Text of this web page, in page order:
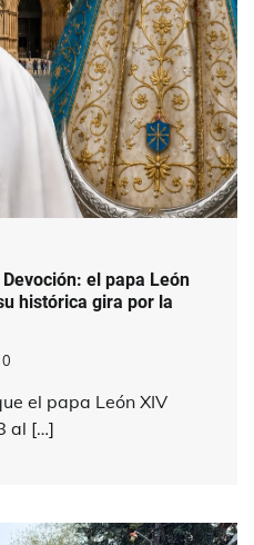
el papa León
histórica gira por la
0
el papa León XIV
al […]